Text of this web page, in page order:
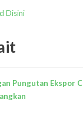
Disini
Pungutan Ekspor